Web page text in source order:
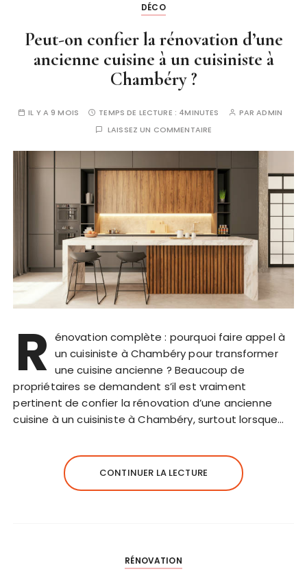
DÉCO
Peut-on confier la rénovation d’une
ancienne cuisine à un cuisiniste à
Chambéry ?
IL Y A 9 MOIS TEMPS DE LECTURE : 4MINUTES PARADMIN
LAISSEZ UN COMMENTAIRE
R énovation complète : pourquoi faire appel à
un cuisiniste à Chambéry pour transformer
une cuisine ancienne ? Beaucoup de
propriétaires se demandent s’il est vraiment
pertinent de confier la rénovation d’une ancienne
cuisine à un cuisiniste à Chambéry, surtout lorsque…
CONTINUER LA LECTURE
RÉNOVATION